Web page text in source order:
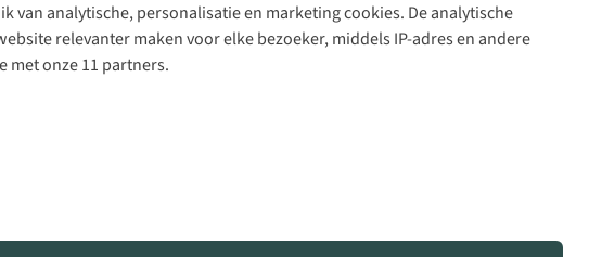
van analytische, personalisatie en marketing cookies. De analytische
relevanter maken voor elke bezoeker, middels IP-adres en andere
met onze 11 partners.